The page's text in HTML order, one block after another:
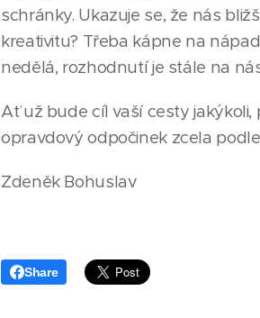
schránky. Ukazuje se, že nás
kreativitu? Třeba kápne na
nedělá, rozhodnutí je stále na
Ať už bude cíl vaší cesty
opravdový odpočinek zcela
Zdeněk Bohuslav
Share